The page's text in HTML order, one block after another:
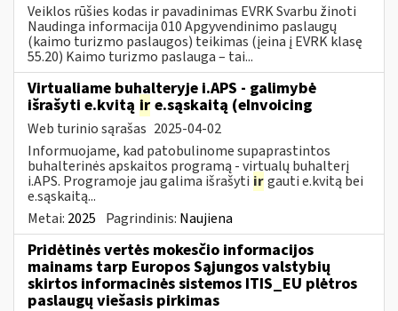
Veiklos rūšies kodas ir pavadinimas EVRK Svarbu žinoti
Naudinga informacija 010 Apgyvendinimo paslaugų
(kaimo turizmo paslaugos) teikimas (įeina į EVRK klasę
55.20) Kaimo turizmo paslauga – tai...
Virtualiame buhalteryje i.APS - galimybė
išrašyti e.kvitą ir e.sąskaitą (eInvoicing
Web turinio sąrašas 2025-04-02
Informuojame, kad patobulinome supaprastintos
buhalterinės apskaitos programą - virtualų buhalterį
i.APS. Programoje jau galima išrašyti irgauti e.kvitą bei
e.sąskaitą...
Metai: 2025 Pagrindinis: Naujiena
Pridėtinės vertės mokesčio informacijos
mainams tarp Europos Sąjungos valstybių
skirtos informacinės sistemos ITIS_EU plėtros
paslaugų viešasis pirkimas